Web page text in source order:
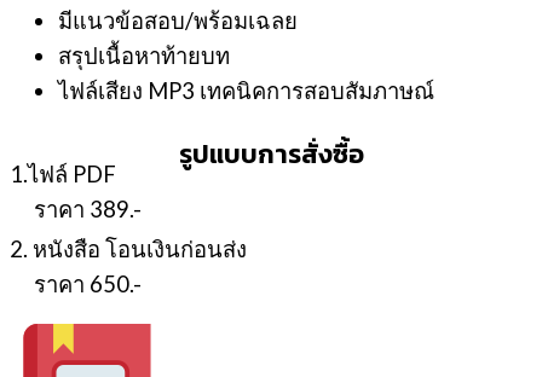
มีแนวข้อสอบ/พร้อมเฉลย
สรุปเนื้อหาท้ายบท
ไฟล์เสียง MP3 เทคนิคการสอบสัมภาษณ์
รูปแบบการสั่งซื้อ
1.ไฟล์ PDF
ราคา 389.-
2. หนังสือ โอนเงินก่อนส่ง
ราคา 650.-